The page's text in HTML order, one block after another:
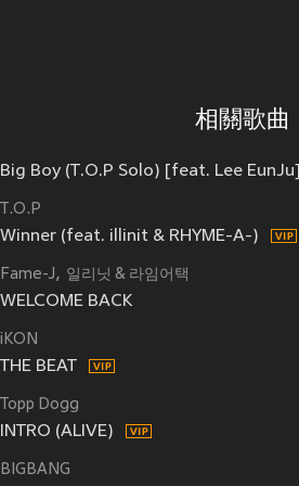
相關歌曲
Big Boy (T.O.P Solo) [feat. Lee EunJu]
T.O.P
Winner (feat. illinit & RHYME-A-)
Fame-J 일리닛 & 라임어택
WELCOME BACK
iKON
THE BEAT
Topp Dogg
INTRO (ALIVE)
BIGBANG